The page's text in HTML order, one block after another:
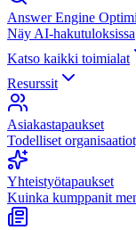
Answer Engine
Näy AI-hakutuloksissa
Katso kaikki toimialat
Resurssit
Asiakastapaukset
Todelliset
Yhteistyötapaukset
Kuinka kumppanit